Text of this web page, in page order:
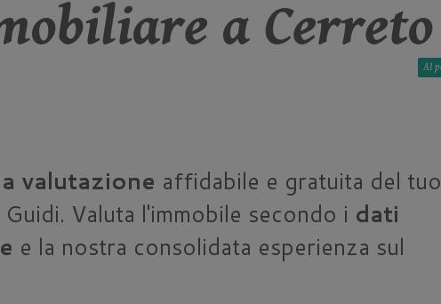
a Cerreto
AI
valutazione affidabile e gratuita del tuo
Valuta l'immobile secondo i dati
e la nostra consolidata esperienza sul